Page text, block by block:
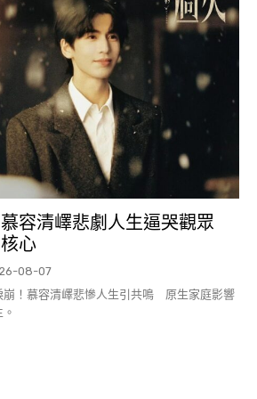
慕容清嶧悲劇人生逼哭觀眾
心
08-07
崩！慕容清嶧悲慘人生引共鳴 原生家庭影響